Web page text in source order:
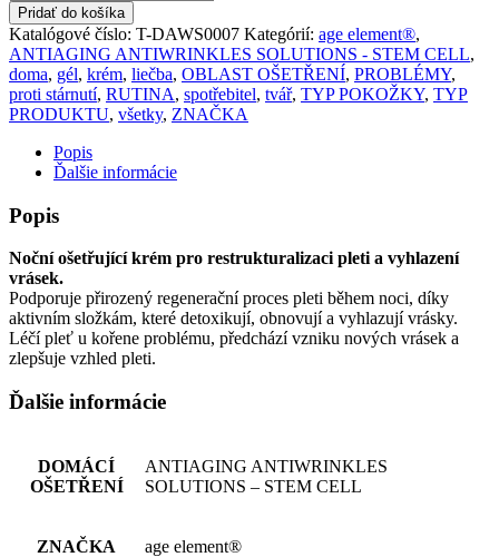
age
element®
anti-
wrinkle
night
cream
Pridať do košíka
Katalógové číslo: T-DAWS0007 Kategórií: age element®,
ANTIAGING ANTIWRINKLES SOLUTIONS - STEM CELL,
doma, gél, krém, liečba, OBLAST OŠETŘENÍ, PROBLÉMY,
proti stárnutí, RUTINA, spotřebitel, tvář, TYP POKOŽKY, TYP
PRODUKTU, všetky, ZNAČKA
Popis
Ďalšie informácie
Popis
Noční ošetřující krém pro restrukturalizaci pleti a vyhlazení
vrásek.
Podporuje přirozený regenerační proces pleti během noci, díky
aktivním složkám, které detoxikují, obnovují a vyhlazují vrásky.
Léčí pleť u kořene problému, předchází vzniku nových vrásek a
zlepšuje vzhled pleti.
Ďalšie informácie
DOMÁCÍ
OŠETŘENÍ
ANTIAGING ANTIWRINKLES
SOLUTIONS – STEM CELL
ZNAČKA age element®